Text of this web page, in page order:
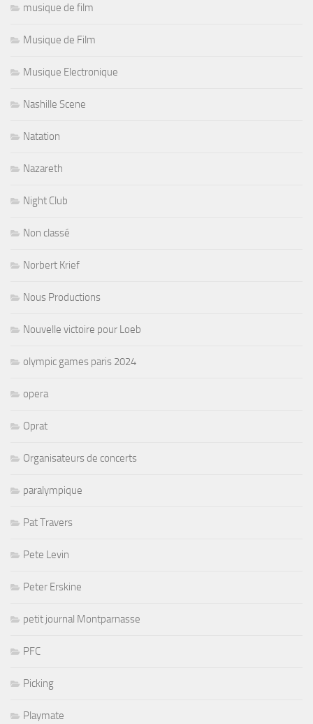
musique de film
Musique de Film
Musique Electronique
Nashille Scene
Natation
Nazareth
Night Club
Non classé
Norbert Krief
Nous Productions
Nouvelle victoire pour Loeb
olympic games paris 2024
opera
Oprat
Organisateurs de concerts
paralympique
Pat Travers
Pete Levin
Peter Erskine
petit journal Montparnasse
PFC
Picking
Playmate